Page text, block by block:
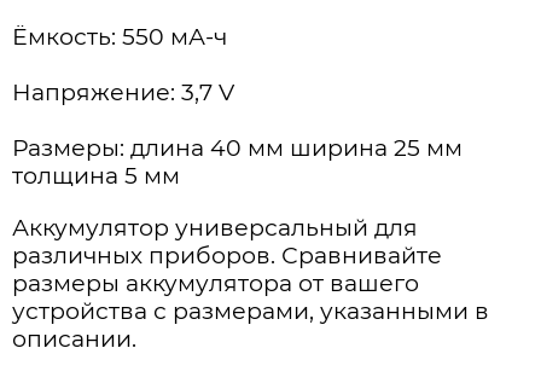
Ёмкость: 550 мА-ч
Напряжение: 3,7 V
Размеры: длина 40 мм ширина 25 мм
толщина 5 мм
Аккумулятор универсальный для
различных приборов. Сравнивайте
размеры аккумулятора от вашего
устройства с размерами, указанными в
описании.